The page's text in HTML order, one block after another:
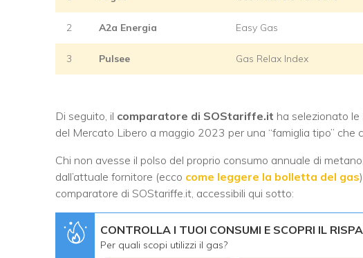
2 A2a Energia Easy Gas
3 Pulsee Gas Relax Index
Di seguito, il comparatore di SOStariffe.it ha selezionato
del Mercato Libero a maggio 2023 per una “famiglia tipo” che
Chi non avesse il polso del proprio consumo annuale di
dall’attuale fornitore (ecco come leggere la bolletta del gas
comparatore di SOStariffe.it, accessibili qui sotto:
CONTROLLA I TUOI CONSUMI E SCOPRI IL
Per quali scopi utilizzi il gas?